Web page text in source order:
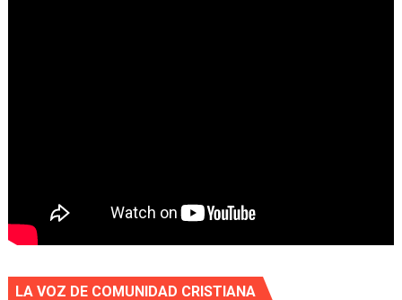
LA VOZ DE COMUNIDAD CRISTIANA